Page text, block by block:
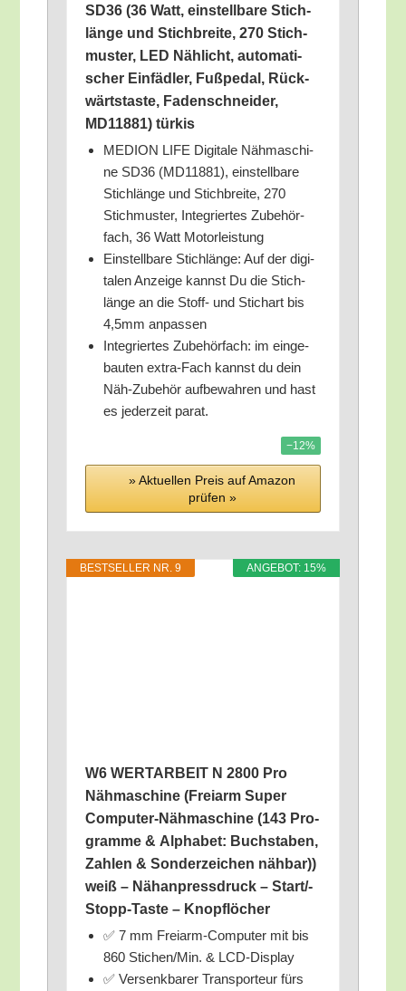
SD36 (36 Watt, ein­stell­ba­re Stich­
län­ge und Stich­brei­te, 270 Stich­
mus­ter, LED Näh­licht, auto­ma­ti­
scher Ein­fäd­ler, Fuß­pe­dal, Rück­
wärts­tas­te, Faden­schnei­der,
MD11881) türkis
MEDION LIFE Digi­ta­le Näh­ma­schi­
ne SD36 (MD11881), ein­stell­ba­re
Stich­län­ge und Stich­brei­te, 270
Stich­mus­ter, Inte­grier­tes Zube­hör­
fach, 36 Watt Motorleistung
Ein­stell­ba­re Stich­län­ge: Auf der digi­
ta­len Anzei­ge kannst Du die Stich­
län­ge an die Stoff- und Stich­art bis
4,5mm anpassen
Inte­grier­tes Zube­hör­fach: im ein­ge­
bau­ten extra-Fach kannst du dein
Näh-Zube­hör auf­be­wah­ren und hast
es jeder­zeit parat.
−12%
» Aktu­el­len Preis auf Ama­zon
prü­fen »
ANGE­BOT: 15%
BEST­SEL­LER NR. 9
W6 WERTARBEIT N 2800 Pro
Näh­ma­schi­ne (Frei­arm Super
Com­pu­ter-Näh­ma­schi­ne (143 Pro­
gram­me & Alpha­bet: Buch­sta­ben,
Zah­len & Son­der­zei­chen näh­bar))
weiß – Näh­an­press­druck – Star­t/­
Stopp-Tas­te – Knopflöcher
✅ 7 mm Freiarm‑Computer mit bis
860 Stichen/​Min. & LCD‑Display
✅ Ver­senk­ba­rer Trans­por­teur fürs